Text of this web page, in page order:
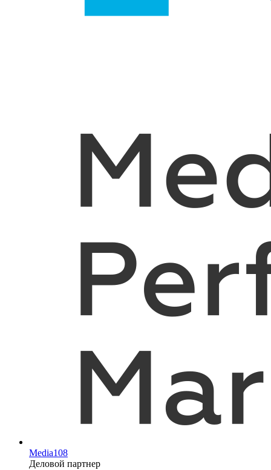
Media108
Деловой партнер